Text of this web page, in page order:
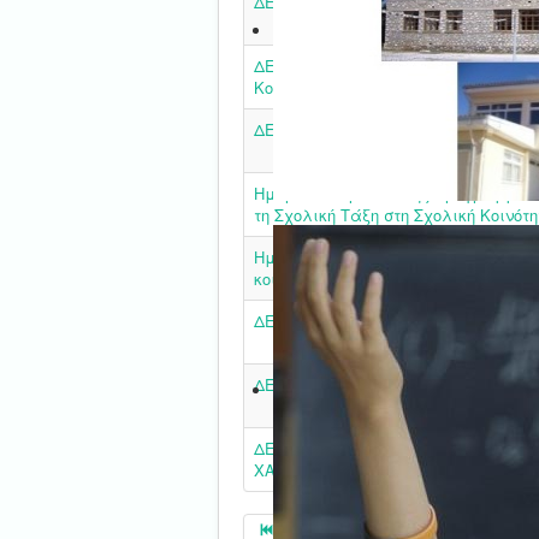
ΔΕΛΤΙΟ ΤΥΠΟΥ - Λήξη
Κολύμβησης
ΔΕΛΤΙΟ ΤΥΠΟΥ
Ημερίδα παρουσίασης
τη Σχολική Τάξη στη Σχολική
Ημερίδα "Από τη σχολική τάξη στη
κοινότητα"
ΔΕΛΤΙΟ ΤΥΠΟΥ
ΔΕΛΤΙΟ ΤΥΠΟΥ
ΔΕΛΤΙΟ ΤΥΠΟΥ - ΕΞΕΤΑΣΕΙΣ
ΧΑΡΑΚΤΗΡΑ
1 2 3